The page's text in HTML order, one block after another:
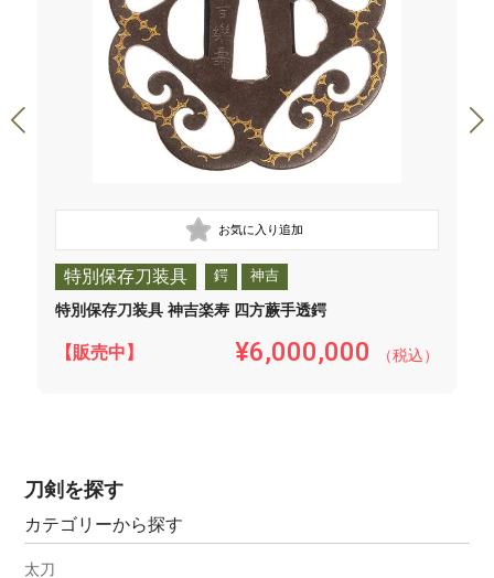
特別保存刀装具 鍔 神吉
特別保存刀装具 神吉楽寿 四方蕨手透鍔
【販売中】 ¥6,000,000 （税込）
刀剣を探す
カテゴリーから探す
太刀